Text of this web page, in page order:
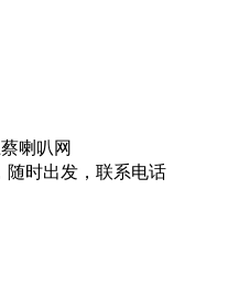
喇叭网
随时出发，联系电话